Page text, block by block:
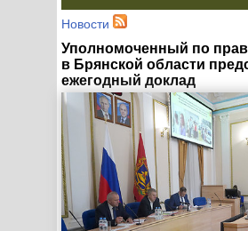
Новости
Уполномоченный по
в Брянской области
ежегодный доклад